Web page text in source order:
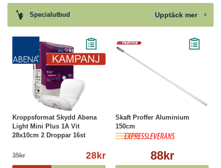
Specialutbud Upptäck mer
Kroppsformat Skydd Abena
Light Mini Plus 1A Vit
28x10cm 2 Droppar 16st
35kr 28kr
Skaft Proffer Aluminium
150cm
88kr